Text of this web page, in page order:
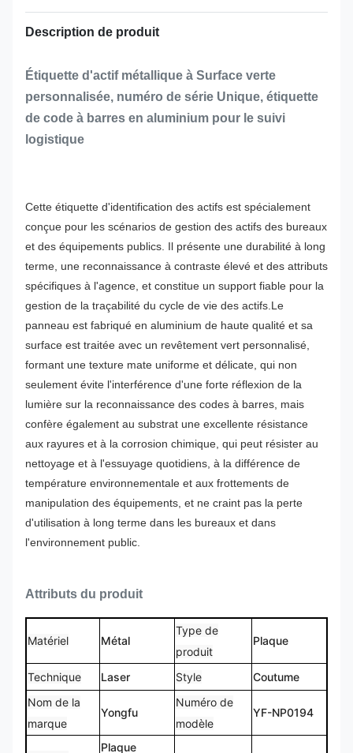
Description de produit
Étiquette d'actif métallique à Surface verte
personnalisée, numéro de série Unique, étiquette
de code à barres en aluminium pour le suivi
logistique
Cette étiquette d'identification des actifs est spécialement
conçue pour les scénarios de gestion des actifs des bureaux
et des équipements publics. Il présente une durabilité à long
terme, une reconnaissance à contraste élevé et des attributs
spécifiques à l'agence, et constitue un support fiable pour la
gestion de la traçabilité du cycle de vie des actifs. Le
panneau est fabriqué en aluminium de haute qualité et sa
surface est traitée avec un revêtement vert personnalisé,
formant une texture mate uniforme et délicate, qui non
seulement évite l'interférence d'une forte réflexion de la
lumière sur la reconnaissance des codes à barres, mais
confère également au substrat une excellente résistance
aux rayures et à la corrosion chimique, qui peut résister au
nettoyage et à l'essuyage quotidiens, à la différence de
température environnementale et aux frottements de
manipulation des équipements, et ne craint pas la perte
d'utilisation à long terme dans les bureaux et dans
l'environnement public.
Attributs du produit
Matériel Métal
Type de
produit
Plaque
Technique Laser Style
Coutume
Nom de la
marque
Yongfu
Numéro de
modèle
YF-NP0194
Plaque